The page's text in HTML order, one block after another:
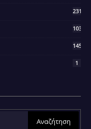
2317
103
145
1